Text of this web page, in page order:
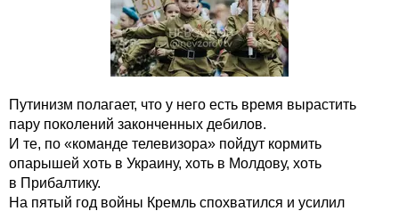
Путинизм полагает, что у него есть время вырастить
пару поколений законченных дебилов.
И те, по «команде телевизора» пойдут кормить
опарышей хоть в Украину, хоть в Молдову, хоть
в Прибалтику.
На пятый год войны Кремль спохватился и усилил